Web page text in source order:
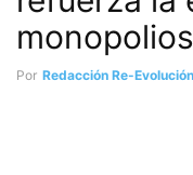
Por Redacción Re-Evolución